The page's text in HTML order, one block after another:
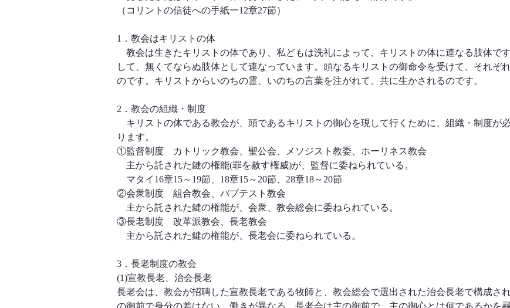
（コリントの信徒への手紙一12章27節）
1．教会はキリストの体
教会は生きたキリストの体であり、私どもは洗礼によって、キリストの体に連なる肢体で
して、無くてならぬ肢体として連なっています。頭なるキリストの御命令を受けて、それぞ
のです。キリストからいのちの霊、いのちの言葉を注がれて、共に生かされるのです。
2．教会の組織・制度
キリストの体である教会が、頭であるキリストの御心を現して行くために、組織・制度が
ります。
①監督制度　カトリック教会、聖公会、メソジスト教委、ホーリネス教会
主から託された鍵の権能(罪を赦す権威)が、監督に委ねられている。
マタイ16章15～19節、18章15～20節、28章18～20節
②会衆制度　組合教会、バプテスト教会
主から託された鍵の権能が、会衆、教会総会に委ねられている。
③長老制度　改革派教会、長老教会
主から託された鍵の権能が、長老会に委ねられている。
3．長老制度の教会
(1)宣教長老、治会長老
長老会は、教会が招聘した宣教長老である牧師と、教会総会で選出された治会長老で構成さ
の御前で身分の差はない。働きが異なる。長老会は主の御前で、主の御心とは何であるかを